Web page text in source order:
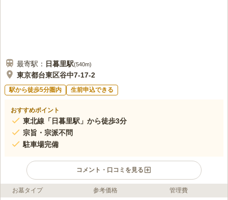
最寄駅： 日暮里駅(540m)
東京都台東区谷中7-17-2
駅から徒歩5分圏内 生前申込できる
おすすめポイント
東北線「日暮里駅」から徒歩3分
宗旨・宗派不問
駐車場完備
コメント・口コミを見る
ライフドット編集部のコメント
お墓タイプ 参考価格 管理費